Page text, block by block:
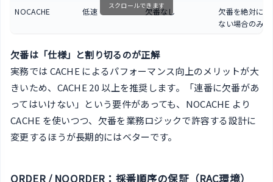
NOCACHE
低速 欠番なし
欠番を絶対に
ない場合のみ
スクロールできます
欠番は「仕様」と割り切るのが正解
実務では CACHE によるパフォーマンス向上のメリットが大
きいため、CACHE 20 以上を推奨します。「連番に欠番があ
ってはいけない」という要件があっても、NOCACHE より
CACHE を使いつつ、欠番を業務ロジックで許容する設計に
変更するほうが長期的にはベターです。
ORDER / NOORDER：採番順序の保証（RAC環境）